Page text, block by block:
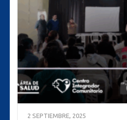
2 SEPTIEMBRE, 2025